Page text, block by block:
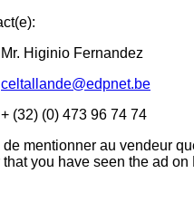
Mr. Higinio Fernandez
celtallande@edpnet.be
+ (32) (0) 473 96 74 74
de mentionner au vendeur
you have seen the ad